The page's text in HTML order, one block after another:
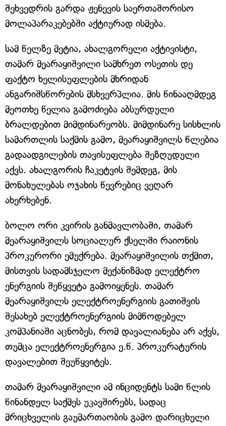
შეხვედრის გარდა ჟენევის საერთაშორისო
მოლაპარაკებებში აქტიურად ისმება.
სამ წელზე მეტია, ახალგორელი აქტივისტი,
თამარ მეარაყიშვილი სამხრეთ ოსეთის დე
ფაქტო ხელისუფლების მხრიდან
ანგარიშსწორების მსხვერპლია. მის წინააღმდეგ
მეოთხე წელია გამოძიება აბსურდული
ბრალდებით მიმდინარეობს. მიმდინარე სისხლის
სამართლის საქმის გამო, მეარაყიშვილს წლებია
გადაადგილების თავისუფლება შეზღუდული
აქვს. ახალგორის ჩაკეტვის შემდეგ, მის
მონახულებას ოჯახის წევრებიც ვეღარ
ახერხებენ.
ბოლო ორი კვირის განმავლობაში, თამარ
მეარაყიშვილს სოციალურ ქსელში რაიონის
პროკურორი ემუქრება. მეარაყიშვილის თქმით,
მისთვის სადამსჯელო მექანიზმად ელექტრო
ენერგიის შეწყვეტა გამოიყენეს. თამარ
მეარაყიშვილს ელექტროენერგიის გათიშვის
შესახებ ელექტროენერგიის მიმწოდებელ
კომპანიაში აცნობეს, რომ დავალიანება არ აქვს,
თუმცა ელექტროენერგია ე.წ. პროკურატურის
დავალებით შეუწყვიტეს.
თამარ მეარაყიშვილი ამ ინციდენტს სამი წლის
წინანდელ საქმეს უკავშირებს, სადაც
მრიცხველის გაუმართაობის გამო დარიცხული